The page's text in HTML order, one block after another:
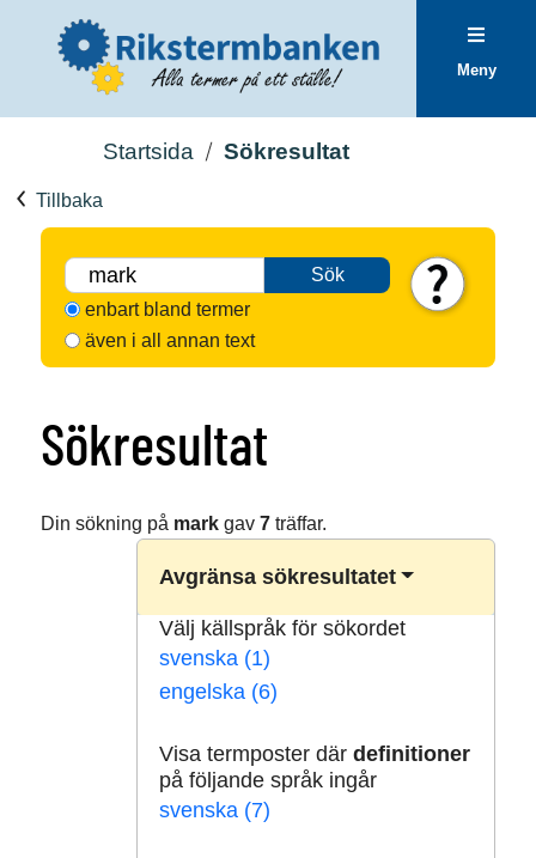
Meny
Startsida Sökresultat
Tillbaka
Sök
enbart bland termer
även i all annan text
Sökresultat
Din sökning på markgav 7träffar.
Avgränsa sökresultatet
Välj källspråk för sökordet
svenska (1)
engelska (6)
Visa termposter där definitioner
på följande språk ingår
svenska (7)